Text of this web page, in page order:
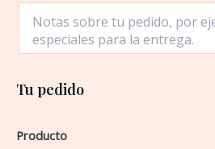
Tu pedido
Producto